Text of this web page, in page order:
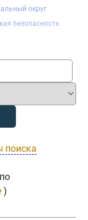
округ
безопасность
поиска
)